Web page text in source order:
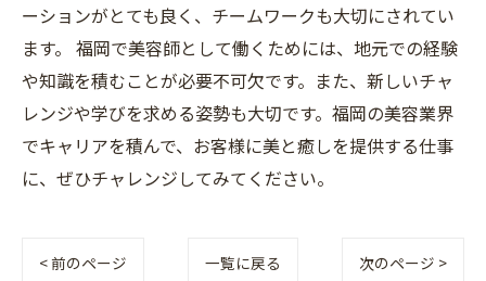
ーションがとても良く、チームワークも大切にされてい
ます。 福岡で美容師として働くためには、地元での経験
や知識を積むことが必要不可欠です。また、新しいチャ
レンジや学びを求める姿勢も大切です。福岡の美容業界
でキャリアを積んで、お客様に美と癒しを提供する仕事
に、ぜひチャレンジしてみてください。
< 前のページ 一覧に戻る 次のページ >